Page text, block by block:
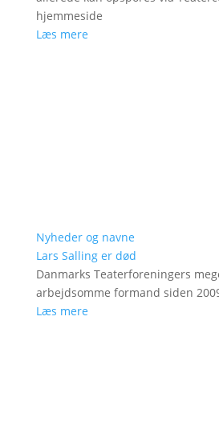
hjemmeside
Læs mere
Nyheder og navne
Lars Salling er død
Danmarks Teaterforeningers
arbejdsomme formand siden
Læs mere